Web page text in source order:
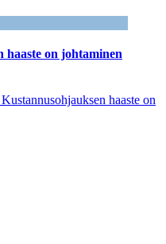
on johtaminen
haaste on